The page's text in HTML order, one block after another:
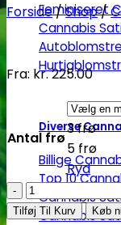
Feminiseret
Cannabis
Diverse
Billige
Top 10
Cannabis
Cannabis
Forside/Shop/
Fra: kr.225.00
Antal frø
3 frø
5 frø
Ryd
Gorilla
Girl
Tilføj Til Kurv Køb